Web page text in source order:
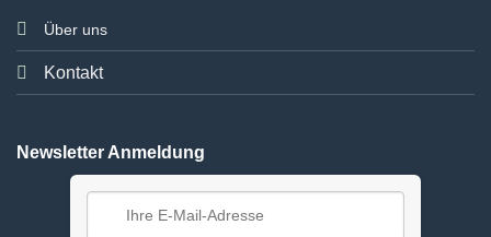
Über uns
Kontakt
Newsletter Anmeldung